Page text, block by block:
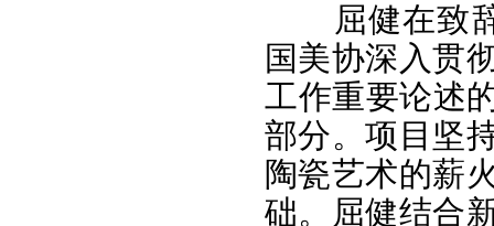
屈健在致
国美协深入贯
工作重要论述
部分。项目坚
陶瓷艺术的薪
础。屈健结合